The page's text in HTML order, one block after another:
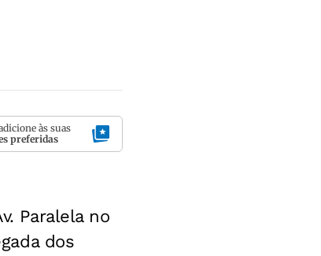
às suas
preferidas
Paralela no
dos